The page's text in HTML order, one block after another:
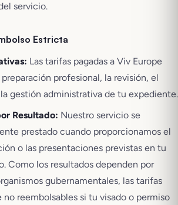
servicio.
Estricta
Las tarifas pagadas a Viv Europe
profesional, la revisión, el
gestión administrativa de tu expediente.
Resultado: Nuestro servicio se
prestado cuando proporcionamos el
o las presentaciones previstas en tu
Como los resultados dependen por
gubernamentales, las tarifas
reembolsables si tu visado o permiso